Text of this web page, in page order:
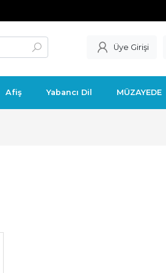
Üye Girişi
Afiş Yabancı Dil MÜZAYEDE